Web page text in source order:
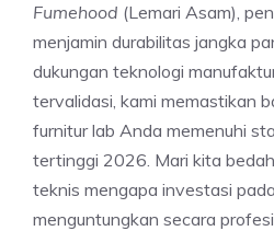
Fumehood (Lemari Asam),
menjamin durabilitas jangka
dukungan teknologi
tervalidasi, kami memastikan
furnitur lab Anda memenuhi
tertinggi 2026. Mari kita
teknis mengapa investasi
menguntungkan secara